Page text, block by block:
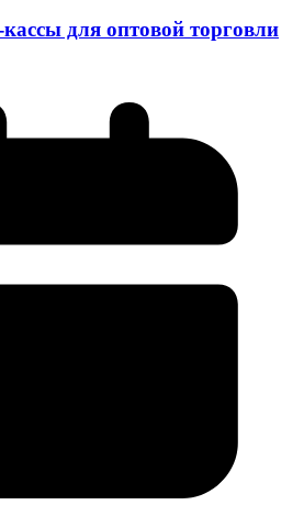
для оптовой торговли